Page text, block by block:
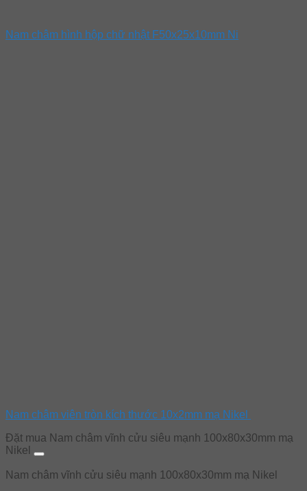
Nam châm hình hộp chữ nhật F50x25x10mm Ni
Nam châm viên tròn kích thước 10x2mm mạ Nikel
Đặt mua Nam châm vĩnh cửu siêu mạnh 100x80x30mm mạ
Nikel
Nam châm vĩnh cửu siêu mạnh 100x80x30mm mạ Nikel